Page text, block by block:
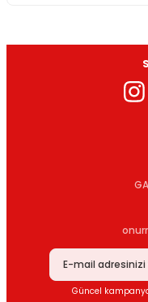
Güncel